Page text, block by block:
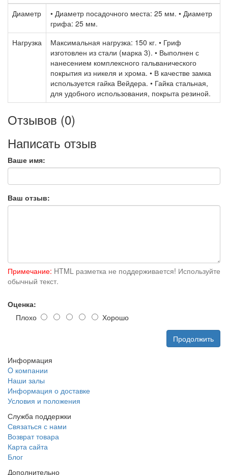
Диаметр
• Диаметр посадочного места: 25 мм. • Диаметр
грифа: 25 мм.
Нагрузка
Максимальная нагрузка: 150 кг. • Гриф
изготовлен из стали (марка 3). • Выполнен с
нанесением комплексного гальванического
покрытия из никеля и хрома. • В качестве замка
используется гайка Вейдера. • Гайка стальная,
для удобного использования, покрыта резиной.
Отзывов (0)
Написать отзыв
Ваше имя:
Ваш отзыв:
Примечание: HTML разметка не поддерживается! Используйте
обычный текст.
Оценка:
Плохо
Хорошо
Продолжить
Информация
O компании
Наши залы
Информация о доставке
Условия и положения
Служба поддержки
Связаться с нами
Возврат товара
Карта сайта
Блог
Дополнительно